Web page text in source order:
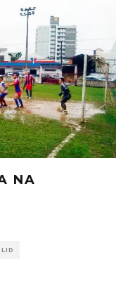
NA
LID